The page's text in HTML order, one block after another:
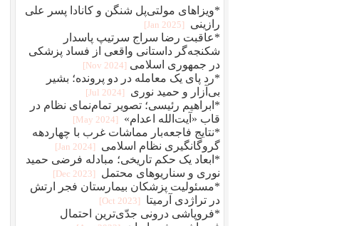
*ویزا‌های مولتی‌پل شنگن و کانادا پسر علی
رازینی
[2025 Jan]
*عاقبت رضا سراج سرتيپ پاسدار
شکنجه‌گر داستانی واقعی از فساد پزشکی
در جمهوری اسلامی [2024 Nov]
*رد پای یک معامله در دو پرونده؛ بشیر
بی‌آزار و حمید نوری
[2024 Jul]
*ابراهیم رئیسی؛ تصویر تمام‌نمای نظام در
قاب «آیت‌الله اعدام»
[2024 May]
*نتایج فاجعه‌بار مماشات غرب با چهاردهه
گروگانگیری نظام اسلامی
[2024 Jan]
*ابعاد یک حکم تاریخی؛ مبادله فرضی حمید
نوری و سناریوهای محتمل
[2023 Dec]
*مسئولیت پزشکان بیمارستان فجر ارتش
در تراژدی آرمیتا
[2023 Oct]
*فروپاشی درونی جدّی‌ترین احتمال